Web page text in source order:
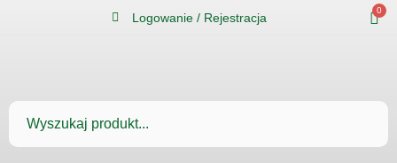
Logowanie / Rejestracja 0